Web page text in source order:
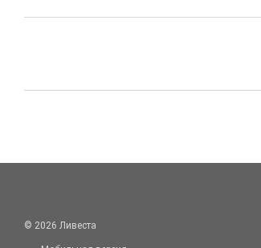
© 2026 Ливеста